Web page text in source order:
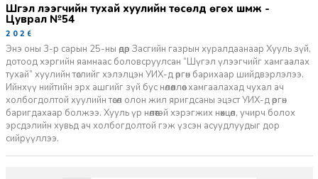
Шүгэл үлээгчийн тухай хуулийн төсөлд өгөх шүүмж -
Цуврал №54
2026-07-27
Энэ оны 3-р сарын 25-ны өдөр Засгийн газрын хуралдаанаар Хууль зүй,
дотоод хэргийн яамнаас боловсруулсан “Шүгэл үлээгчийг хамгаалах
тухай” хуулийн төслийг хэлэлцэн УИХ-д өргөн барихаар шийдвэрлэлээ.
Ийнхүү нийтийн эрх ашгийг зүй бус нөлөөллөөс хамгаалахад чухал ач
холбогдолтой хуулийн төсөл олон жил яригдсаны эцэст УИХ-д өргөн
баригдахаар болжээ. Хууль үр нөлөөтэй хэрэгжих нөхцөл, учирч болох
эрсдэлийн хувьд ач холбогдолтой гэж үзсэн асуудлуудыг дор
сийрүүллээ.